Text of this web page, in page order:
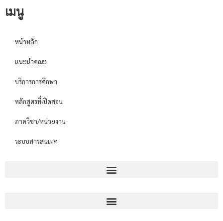
เมนู
หน้าหลัก
แนะนำคณะ
บริการการศึกษา
หลักสูตรที่เปิดสอน
ภาควิชา/หน่วยงาน
ระบบสารสนเทศ